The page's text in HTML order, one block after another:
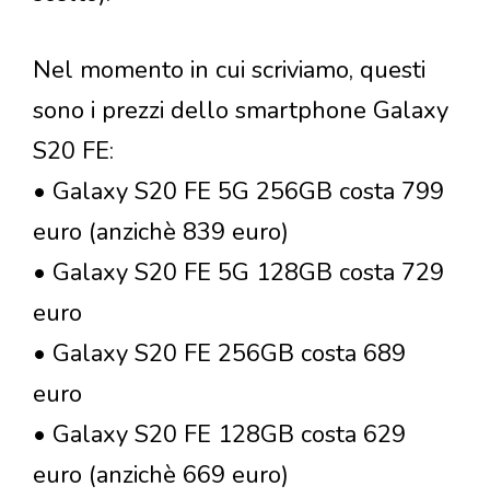
Nel momento in cui scriviamo, questi
sono i prezzi dello smartphone Galaxy
S20 FE:
• Galaxy S20 FE 5G 256GB costa 799
euro (anzichè 839 euro)
• Galaxy S20 FE 5G 128GB costa 729
euro
• Galaxy S20 FE 256GB costa 689
euro
• Galaxy S20 FE 128GB costa 629
euro (anzichè 669 euro)